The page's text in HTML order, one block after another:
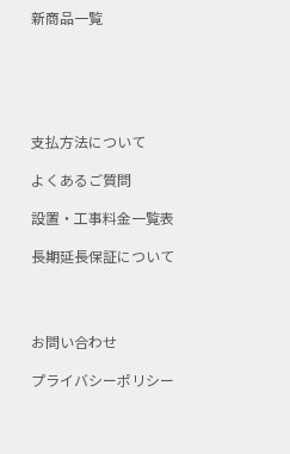
新商品一覧
支払方法について
よくあるご質問
設置・工事料金一覧表
長期延長保証について
お問い合わせ
プライバシーポリシー